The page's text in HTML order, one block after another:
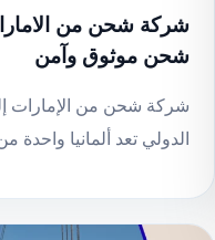
شحن موثوق وآمن
شركة شحن من الإمارات
الدولي تعد ألمانيا واحدة